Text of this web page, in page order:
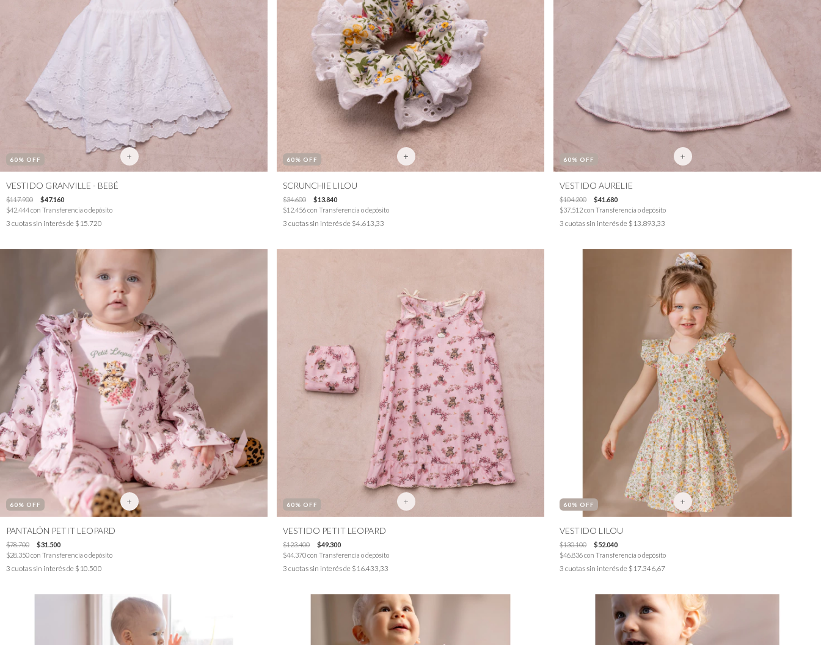
60% OFF +
VESTIDO GRANVILLE - BEBÉ
$117.900
$47.160
$42.444con Transferencia o depósito
3 cuotas sin interés de $15.720
60% OFF
SCRUNCHIE LILOU
$34.600
$13.840
$12.456con Transferencia o depósito
3 cuotas sin interés de $4.613,33
60% OFF +
VESTIDO AURELIE
$104.200
$41.680
$37.512con Transferencia o depósito
3 cuotas sin interés de $13.893,33
60% OFF +
PANTALÓN PETIT LEOPARD
$78.700
$31.500
$28.350con Transferencia o depósito
3 cuotas sin interés de $10.500
60% OFF +
VESTIDO PETIT LEOPARD
$123.400
$49.300
$44.370con Transferencia o depósito
3 cuotas sin interés de $16.433,33
60% OFF +
VESTIDO LILOU
$130.100
$52.040
$46.836con Transferencia o depósito
3 cuotas sin interés de $17.346,67